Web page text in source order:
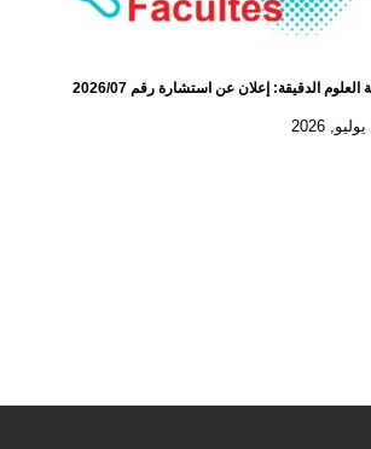
العلوم الدقيقة: إعلان عن استشارة رقم 2026/07